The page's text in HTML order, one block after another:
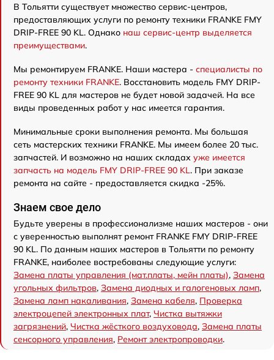
В Тольятти существует множество сервис-центров,
предоставляющих услуги по ремонту техники FRANKE FMY
DRIP-FREE 90 KL. Однако наш сервис-центр выделяется
преимуществами.
Мы ремонтируем FRANKE. Наши мастера - специалисты по
ремонту техники FRANKE. Восстановить модель FMY DRIP-
FREE 90 KL для мастеров не будет новой задачей. На все
виды проведенных работ у нас имеется гарантия.
Минимальные сроки выполнения ремонта. Мы большая
сеть мастерских техники FRANKE. Мы имеем более 20 тыс.
запчастей. И возможно на наших складах уже имеется
запчасть на модель FMY DRIP-FREE 90 KL. При заказе
ремонта на сайте - предоставляется скидка -25%.
Знаем свое дело
Будьте уверены в профессионализме наших мастеров - они
с уверенностью выполнят ремонт FRANKE FMY DRIP-FREE
90 KL. По данным наших мастеров в Тольятти по ремонту
FRANKE, наиболее востребованы следующие услуги:
Замена платы управления (мат.платы, мейн платы), Замена
угольных фильтров, Замена диодных и галогеновых ламп,
Замена ламп накаливания, Замена кабеля, Проверка
электроцепей электронных плат, Чистка вытяжки
загрязнений, Чистка жёсткого воздуховода, Замена платы
сенсорного управления, Ремонт электропроводки.